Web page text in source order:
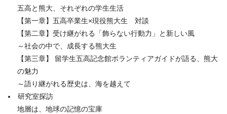
五高と熊大、それぞれの学生生活
【第一章】五高卒業生×現役熊大生 対談
【第二章】受け継がれる「飾らない行動力」と新しい風
～社会の中で、成長する熊大生
【第三章】 留学生五高記念館ボランティアガイドが語る、熊大
の魅力
～語り継がれる歴史は、海を越えて
研究室探訪
地層は、地球の記憶の宝庫